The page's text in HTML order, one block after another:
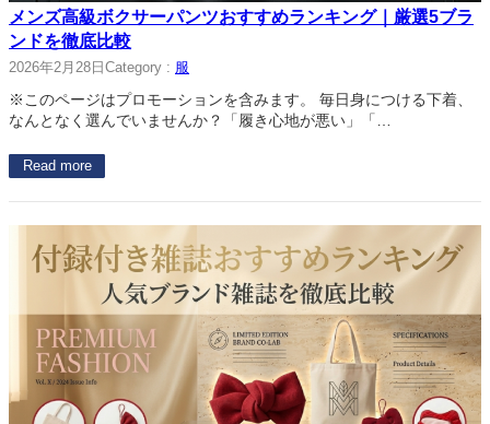
メンズ高級ボクサーパンツおすすめランキング｜厳選5ブラ
ンドを徹底比較
2026年2月28日 Category : 服
※このページはプロモーションを含みます。 毎日身につける下着、
なんとなく選んでいませんか？「履き心地が悪い」「…
Read more